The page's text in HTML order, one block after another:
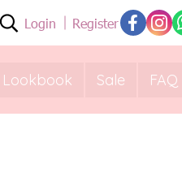
Login Register
Lookbook Sale FAQ